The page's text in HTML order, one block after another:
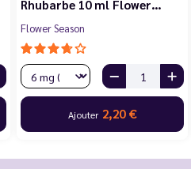
Blanche Abricot 10 ml…
Flower Season
Ajouter2,20 €